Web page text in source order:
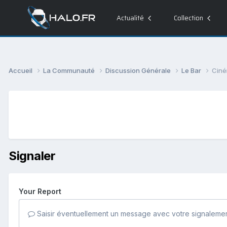
Actualité Collection
Accueil La Communauté Discussion Générale Le Bar
Signaler
Your Report
Saisir éventuellement un message avec votre